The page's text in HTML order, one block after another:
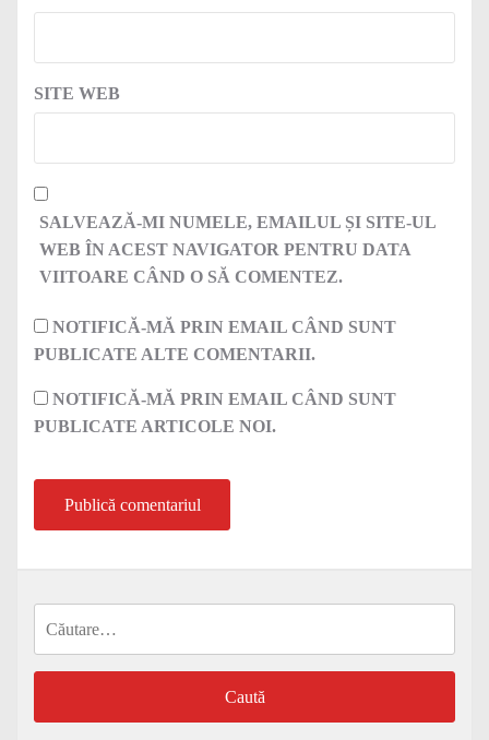
SITE WEB
SALVEAZĂ-MI NUMELE, EMAILUL ȘI SITE-UL
WEB ÎN ACEST NAVIGATOR PENTRU DATA
VIITOARE CÂND O SĂ COMENTEZ.
NOTIFICĂ-MĂ PRIN EMAIL CÂND SUNT
PUBLICATE ALTE COMENTARII.
NOTIFICĂ-MĂ PRIN EMAIL CÂND SUNT
PUBLICATE ARTICOLE NOI.